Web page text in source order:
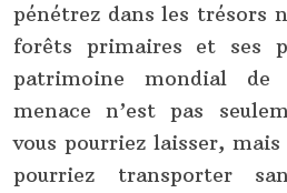
pénétrez dans les trésors
forêts primaires et ses
patrimoine mondial de
menace n’est pas
vous pourriez laisser, mais
pourriez transporter